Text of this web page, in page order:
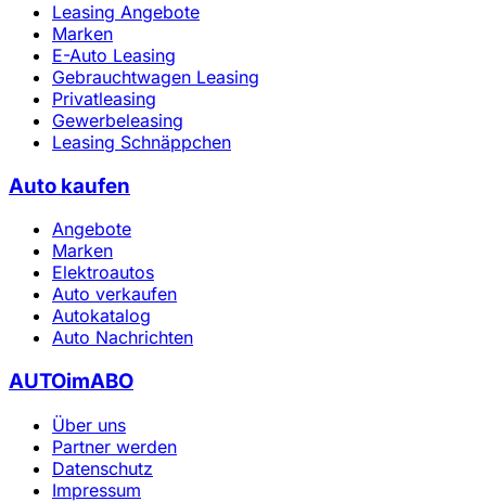
Leasing Angebote
Marken
E-Auto Leasing
Gebrauchtwagen Leasing
Privatleasing
Gewerbeleasing
Leasing Schnäppchen
Auto kaufen
Angebote
Marken
Elektroautos
Auto verkaufen
Autokatalog
Auto Nachrichten
AUTOimABO
Über uns
Partner werden
Datenschutz
Impressum